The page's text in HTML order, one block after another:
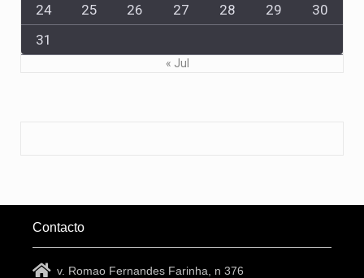
24
25 26 27 28 29
30
31
« Jul
Contacto
v. Romao Fernandes Farinha, n 376